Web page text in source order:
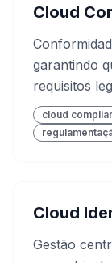
Cloud
garantindo
requisitos
cloud
Cloud
Gestão